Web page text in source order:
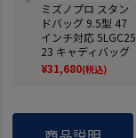
ミズノプロ スタン
ドバッグ 9.5型 47
インチ対応 5LGC25
23 キャディバッグ
2025年モデル ゴル
フ mizuno 日本正
¥31,680(税込)